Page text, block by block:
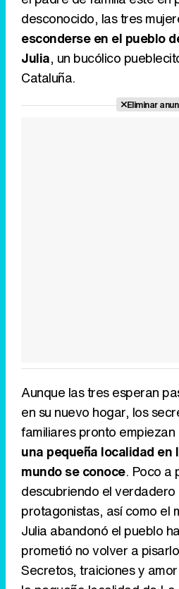
desconocido, las tres
esconderse en el pueblo
Julia, un bucólico
Cataluña.
Eliminar
Aunque las tres esperan
en su nuevo hogar, los
familiares pronto
una pequeña localidad en
mundo se conoce. Poco a
descubriendo el
protagonistas, así como el
Julia abandonó el pueblo
prometió no volver a
Secretos, traiciones y